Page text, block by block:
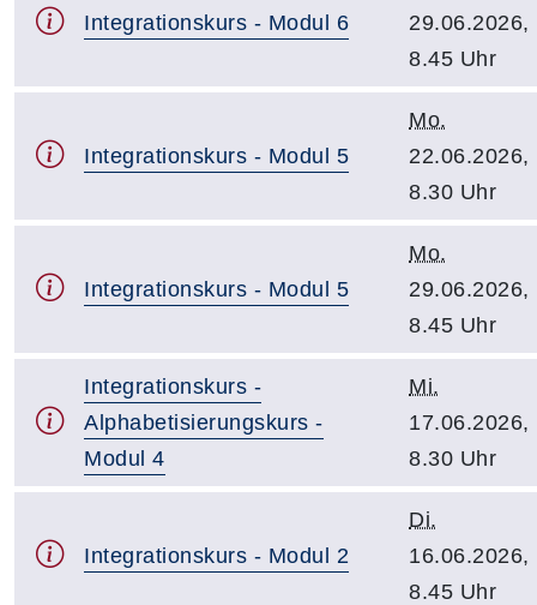
Integrationskurs - Modul 6
29.06.2026,
8.45 Uhr
Integrationskurs - Modul 5
Mo.
22.06.2026,
8.30 Uhr
Integrationskurs - Modul 5
Mo.
29.06.2026,
8.45 Uhr
Integrationskurs -
Alphabetisierungskurs -
Modul 4
Mi.
17.06.2026,
8.30 Uhr
Integrationskurs - Modul 2
Di.
16.06.2026,
8.45 Uhr